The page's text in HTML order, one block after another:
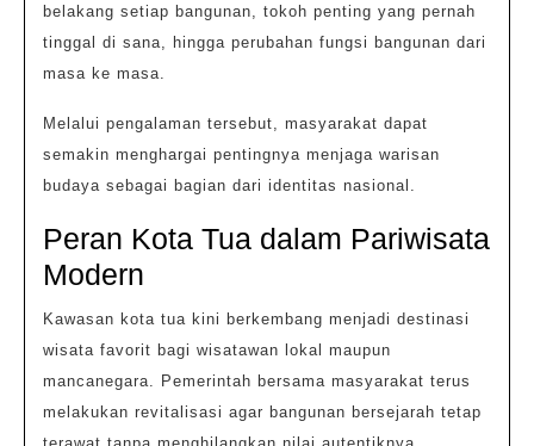
belakang setiap bangunan, tokoh penting yang pernah
tinggal di sana, hingga perubahan fungsi bangunan dari
masa ke masa.
Melalui pengalaman tersebut, masyarakat dapat
semakin menghargai pentingnya menjaga warisan
budaya sebagai bagian dari identitas nasional.
Peran Kota Tua dalam Pariwisata
Modern
Kawasan kota tua kini berkembang menjadi destinasi
wisata favorit bagi wisatawan lokal maupun
mancanegara. Pemerintah bersama masyarakat terus
melakukan revitalisasi agar bangunan bersejarah tetap